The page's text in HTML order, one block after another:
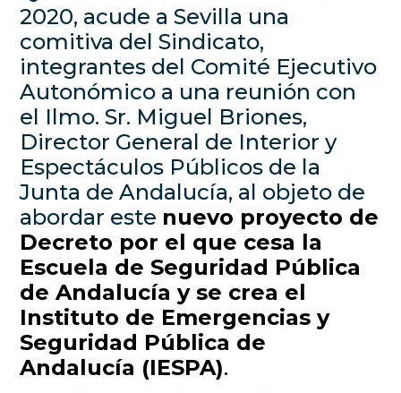
2020, acude a Sevilla una
comitiva del Sindicato,
integrantes del Comité Ejecutivo
Autonómico a una reunión con
el Ilmo. Sr. Miguel Briones,
Director General de Interior y
Espectáculos Públicos de la
Junta de Andalucía, al objeto de
abordar este nuevo proyecto de
Decreto por el que cesa la
Escuela de Seguridad Pública
de Andalucía y se crea el
Instituto de Emergencias y
Seguridad Pública de
Andalucía (IESPA).